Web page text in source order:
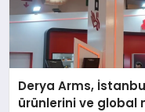
Derya Arms,
ürünlerini ve global